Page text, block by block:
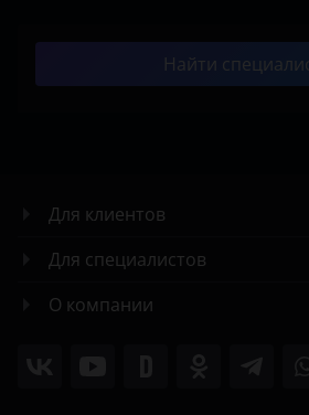
Найти
Для клиентов
Для специалистов
О компании